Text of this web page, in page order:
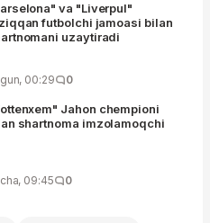
va "Liverpul"
futbolchi jamoasi bilan
uzaytiradi
00:29 0
Jahon chempioni
shartnoma imzolamoqchi
09:45 0